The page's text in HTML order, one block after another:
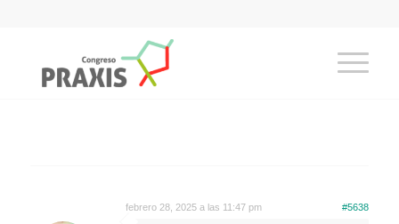
febrero 28, 2025 a las 11:47 pm #5638